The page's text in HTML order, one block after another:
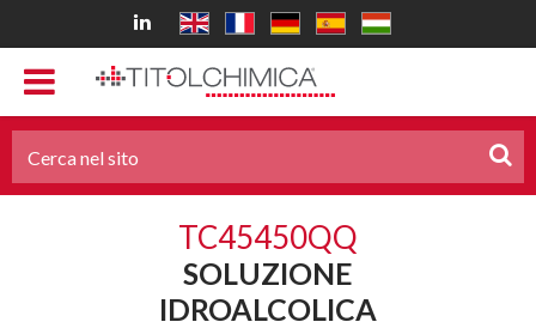
TC45450QQ
SOLUZIONE
IDROALCOLICA